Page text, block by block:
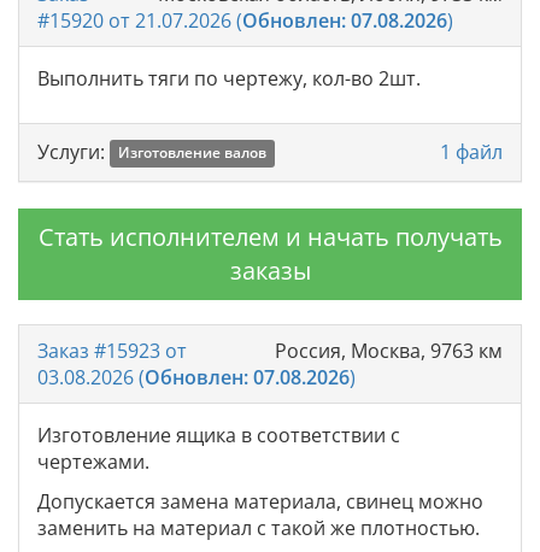
Категории
км
Дата обновления
-
Дата создания
-
#15920 от 21.07.2026 (Обновлен: 07.08.2026)
Выполнить тяги по чертежу, кол-во 2шт.
1 файл
Услуги: Изготовление валов
Стать исполнителем и начать получать
заказы
Россия, Москва, 9763 км
Заказ #15923 от
03.08.2026 (Обновлен: 07.08.2026)
Изготовление ящика в соответствии с
чертежами.
Допускается замена материала, свинец можно
заменить на материал с такой же плотностью.